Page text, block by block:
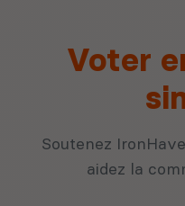
Voter
Soutenez
aidez la